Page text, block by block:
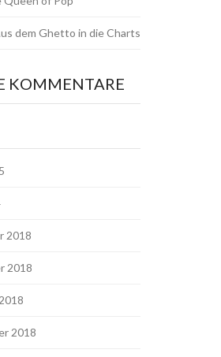
dem Ghetto in die Charts
KOMMENTARE
2018
2018
2018